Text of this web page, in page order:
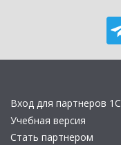
Вход для партнеров 1С
Учебная версия
Стать партнером